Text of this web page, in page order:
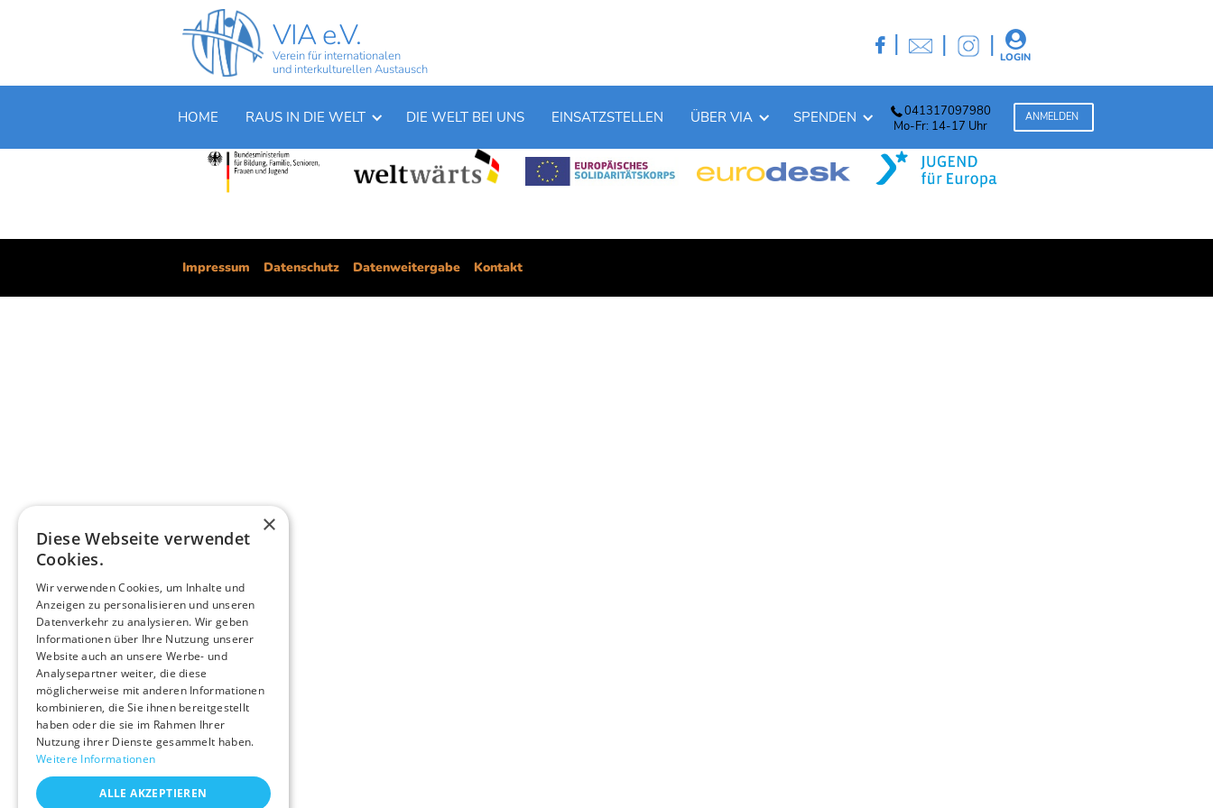
VIA e.V.
Verein für internationalen
und interkulturellen Austausch
 | | | 
LOGIN
HOME RAUS IN DIE WELT DIE WELT BEI UNS EINSATZSTELLEN ÜBER VIA SPENDEN
041317097980
Mo-Fr: 14-17 Uhr
ANMELDEN
UNSERE PARTNER
Impressum Datenschutz Datenweitergabe Kontakt
×
Diese Webseite verwendet
Cookies.
Wir verwenden Cookies, um Inhalte und
Anzeigen zu personalisieren und unseren
Datenverkehr zu analysieren. Wir geben
Informationen über Ihre Nutzung unserer
Website auch an unsere Werbe- und
Analysepartner weiter, die diese
möglicherweise mit anderen Informationen
kombinieren, die Sie ihnen bereitgestellt
haben oder die sie im Rahmen Ihrer
Nutzung ihrer Dienste gesammelt haben.
Weitere Informationen
ALLE AKZEPTIEREN